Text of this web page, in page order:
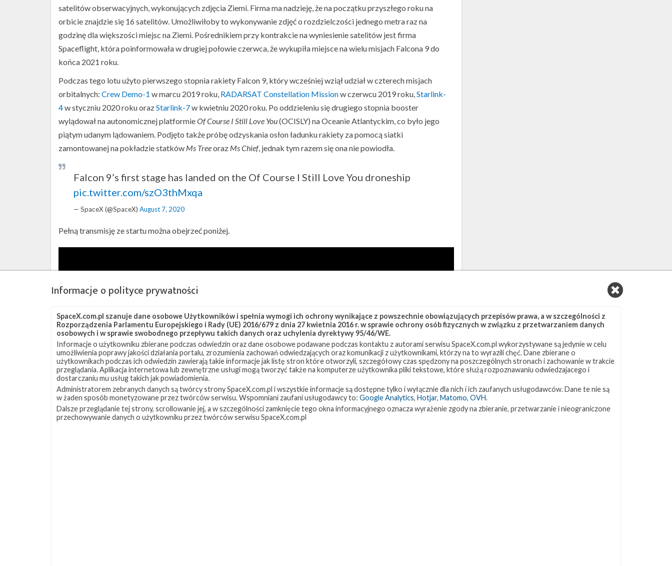
satelitów obserwacyjnych, wykonujących zdjęcia Ziemi. Firma ma nadzieję, że na początku przyszłego roku na
orbicie znajdzie się 16 satelitów. Umożliwiłoby to wykonywanie zdjęć o rozdzielczości jednego metra raz na
godzinę dla większości miejsc na Ziemi. Pośrednikiem przy kontrakcie na wyniesienie satelitów jest firma
Spaceflight, która poinformowała w drugiej połowie czerwca, że wykupiła miejsce na wielu misjach Falcona 9 do
końca 2021 roku.
Podczas tego lotu użyto pierwszego stopnia rakiety Falcon 9, który wcześniej wziął udział w czterech misjach
orbitalnych: Crew Demo-1 w marcu 2019 roku, RADARSAT Constellation Missionw czerwcu 2019 roku,Starlink-
4w styczniu 2020 roku orazStarlink-7w kwietniu 2020 roku. Po oddzieleniu się drugiego stopnia booster
wylądował na autonomicznej platformieOf Course I Still Love You(OCISLY) na Oceanie Atlantyckim, co było jego
piątym udanym lądowaniem. Podjęto także próbę odzyskania osłon ładunku rakiety za pomocą siatki
zamontowanej na pokładzie statków Ms Treeoraz Ms Chief, jednak tym razem się ona nie powiodła.
Falcon 9’s first stage has landed on the Of Course I Still Love You droneship
pic.twitter.com/szO3thMxqa
— SpaceX (@SpaceX) August 7, 2020
Pełną transmisję ze startu można obejrzeć poniżej.
Informacje o polityce prywatności
SpaceX.com.pl szanuje dane osobowe Użytkowników i spełnia wymogi ich ochrony wynikające z powszechnie obowiązujących przepisów prawa, a w szczególności z
Rozporządzenia Parlamentu Europejskiego i Rady (UE) 2016/679 z dnia 27 kwietnia 2016 r. w sprawie ochrony osób fizycznych w związku z przetwarzaniem danych
osobowych i w sprawie swobodnego przepływu takich danych oraz uchylenia dyrektywy 95/46/WE.
Informacje o użytkowniku zbierane podczas odwiedzin oraz dane osobowe podawane podczas kontaktu z autorami serwisu SpaceX.com.pl wykorzystywane są jedynie w celu
umożliwienia poprawy jakości działania portalu, zrozumienia zachowań odwiedzających oraz komunikacji z użytkownikami, którzy na to wyrazili chęć. Dane zbierane o
użytkownikach podczas ich odwiedzin zawierają takie informacje jak listę stron które otworzyli, szczegółowy czas spędzony na poszczególnych stronach i zachowanie w trakcie
przeglądania. Aplikacja internetowa lub zewnętrzne usługi mogą tworzyć także na komputerze użytkownika pliki tekstowe, które służą rozpoznawaniu odwiedzajacego i
dostarczaniu mu usług takich jak powiadomienia.
Administratorem zebranych danych są twórcy strony SpaceX.com.pl i wszystkie informacje są dostępne tylko i wyłącznie dla nich i ich zaufanych usługodawców. Dane te nie są
w żaden sposób monetyzowane przez twórców serwisu. Wspomniani zaufani usługodawcy to: Google Analytics, Hotjar, Matomo, OVH.
Dalsze przeglądanie tej strony, scrollowanie jej, a w szczególności zamknięcie tego okna informacyjnego oznacza wyrażenie zgody na zbieranie, przetwarzanie i nieograniczone
przechowywanie danych o użytkowniku przez twórców serwisu SpaceX.com.pl